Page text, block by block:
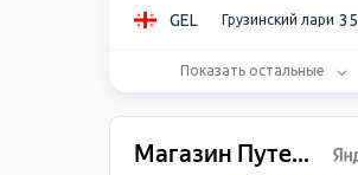
GEL Грузинский лари
USD Доллар США
Показать остальные